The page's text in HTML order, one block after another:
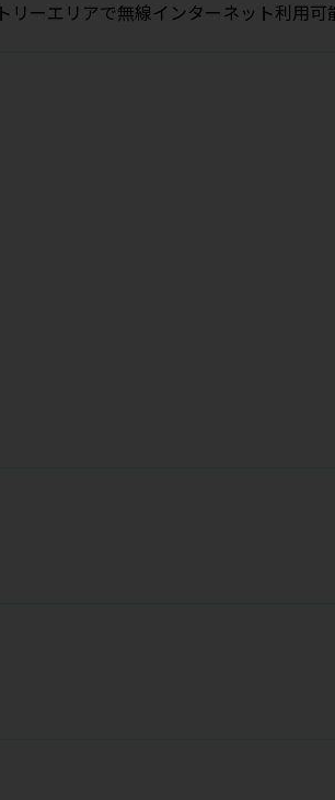
ーエリアで無線インターネット利用可